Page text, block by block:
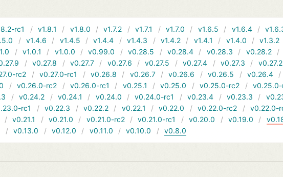
rc1 v1.8.1 v1.8.0 v1.7.2 v1.7.1 v1.7.0 v1.6.5 v1.6.4
v1.4.6 v1.4.5 v1.4.4 v1.4.3 v1.4.2 v1.4.1 v1.4.0
v1.3.2
v1.0.1 v1.0.0 v0.99.0 v0.28.5 v0.28.4 v0.28.3 v0.28.2
v0.27.8 v0.27.7 v0.27.6 v0.27.5 v0.27.4 v0.27.3
v0.27.2
rc2 v0.27.0-rc1 v0.26.8 v0.26.7 v0.26.6 v0.26.5
v0.26.4
v0.26.0-rc2 v0.26.0-rc1 v0.25.1 v0.25.0 v0.25.0-rc2
v0.25.0-
v0.24.2 v0.24.1 v0.24.0 v0.24.0-rc1 v0.23.4 v0.23.3
rc1 v0.22.3 v0.22.2 v0.22.1 v0.22.0 v0.22.0-rc2
v0.22.0-
v0.21.1 v0.21.0 v0.21.0-rc2 v0.21.0-rc1 v0.20.0 v0.19.0
v0.13.0 v0.12.0 v0.11.0 v0.10.0 v0.8.0